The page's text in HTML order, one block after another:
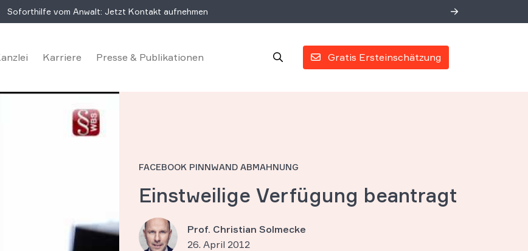
Soforthilfe vom Anwalt: Jetzt Kontakt aufnehmen
Gratis Ersteinschätzung
Karriere Presse & Publikationen
FACEBOOK PINNWAND ABMAHNUNG
Einstweilige Verfügung beantragt
Prof. Christian Solmecke
26. April 2012